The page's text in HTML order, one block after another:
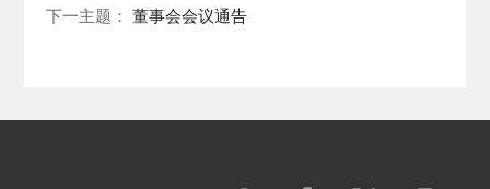
下一主题：董事会会议通告